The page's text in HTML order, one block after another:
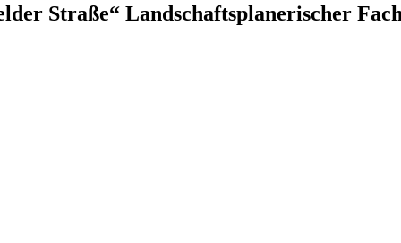
Straße“ Landschaftsplanerischer